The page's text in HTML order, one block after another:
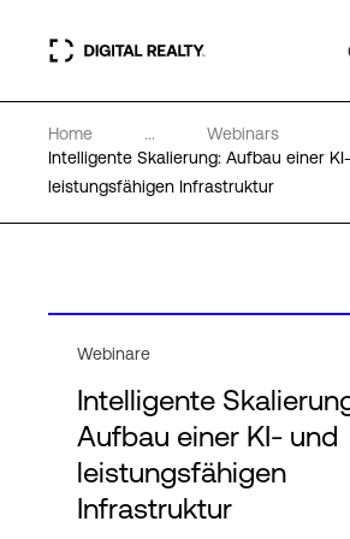
Rechenzentren
PlatformDIGITAL®
Über uns
Home ...
Webinars
Intelligente Skalierung: Aufbau einer
leistungsfähigen Infrastruktur
Webinare
Intelligente
Aufbau einer KI- und
leistungsfähigen
Infrastruktur